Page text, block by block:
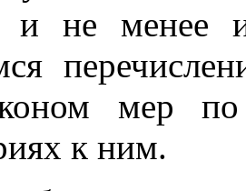
и не менее
мер
к ним.